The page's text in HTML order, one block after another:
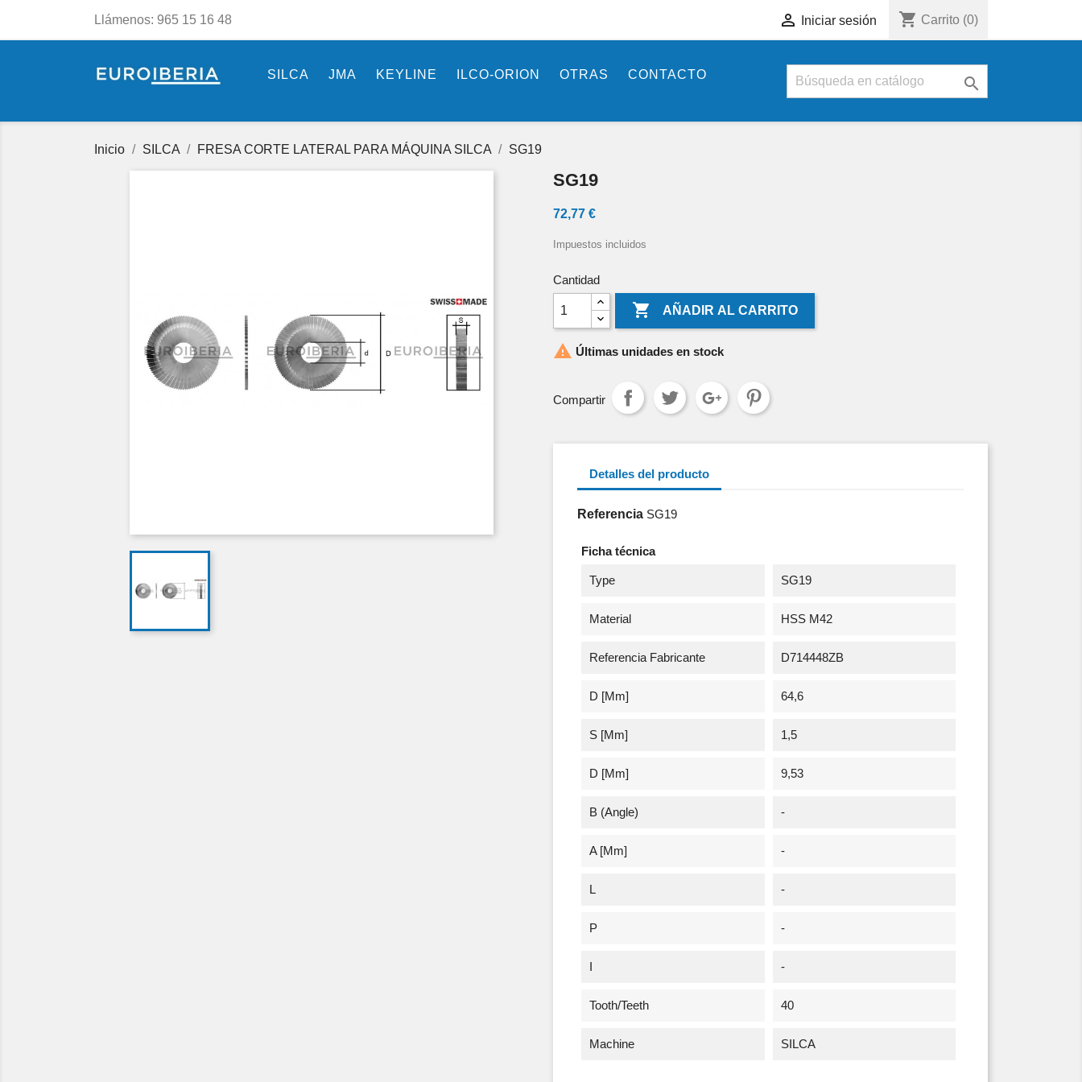
Llámenos: 965 15 16 48  Iniciar sesión shopping_cart Carrito (0)
SILCA JMA KEYLINE ILCO-ORION OTRAS CONTACTO 
Inicio SILCA FRESA CORTE LATERAL PARA MÁQUINA SILCA SG19
SG19
72,77 €
Impuestos incluidos
Cantidad
 AÑADIR AL CARRITO
 Últimas unidades en stock
Compartir
Detalles del producto
Referencia SG19
Ficha técnica
Type SG19
Material HSS M42
Referencia Fabricante D714448ZB
D [mm] 64,6
S [mm] 1,5
D [mm] 9,53
Β (angle) -
A [mm] -
L -
P -
I -
Tooth/Teeth 40
Machine SILCA